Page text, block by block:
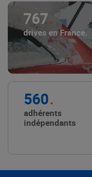
767
drives en France.
560
adhérents
indépendants